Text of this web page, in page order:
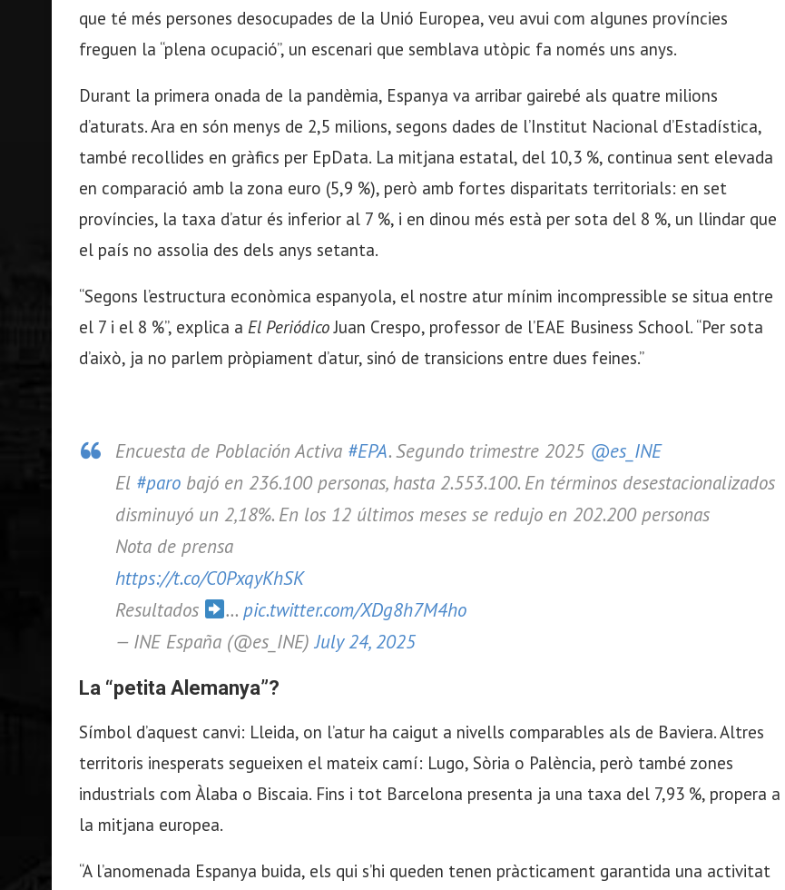
que té més persones desocupades de la Unió Europea, veu avui com algunes províncies
freguen la “plena ocupació”, un escenari que semblava utòpic fa només uns anys.
Durant la primera onada de la pandèmia, Espanya va arribar gairebé als quatre milions
d’aturats. Ara en són menys de 2,5 milions, segons dades de l’Institut Nacional d’Estadística,
també recollides en gràfics per EpData. La mitjana estatal, del 10,3 %, continua sent elevada
en comparació amb la zona euro (5,9 %), però amb fortes disparitats territorials: en set
províncies, la taxa d’atur és inferior al 7 %, i en dinou més està per sota del 8 %, un llindar que
el país no assolia des dels anys setanta.
“Segons l’estructura econòmica espanyola, el nostre atur mínim incompressible se situa entre
el 7 i el 8 %”, explica a El PeriódicoJuan Crespo, professor de l’EAE Business School. “Per sota
d’això, ja no parlem pròpiament d’atur, sinó de transicions entre dues feines.”
Encuesta de Población Activa #EPA. Segundo trimestre 2025 @es_INE
El #paro bajó en 236.100 personas, hasta 2.553.100. En términos desestacionalizados
disminuyó un 2,18%. En los 12 últimos meses se redujo en 202.200 personas
Nota de prensa
https://t.co/C0PxqyKhSK
Resultados
… pic.twitter.com/XDg8h7M4ho
— INE España (@es_INE)July 24, 2025
La “petita Alemanya”?
Símbol d’aquest canvi: Lleida, on l’atur ha caigut a nivells comparables als de Baviera. Altres
territoris inesperats segueixen el mateix camí: Lugo, Sòria o Palència, però també zones
industrials com Àlaba o Biscaia. Fins i tot Barcelona presenta ja una taxa del 7,93 %, propera a
la mitjana europea.
“A l’anomenada Espanya buida, els qui s’hi queden tenen pràcticament garantida una activitat